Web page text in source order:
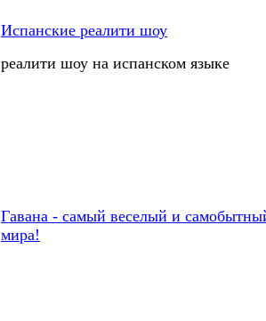
Испанские реалити шоу
реалити шоу на испанском языке
Гавана - самый веселый и
мира!